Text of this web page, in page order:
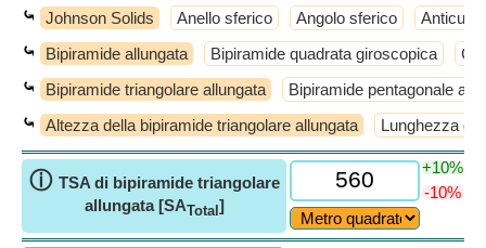
⤿ Johnson Solids Anello sferico Angolo sferico Anticube
⤿ Bipiramide allungata Bipiramide quadrata giroscopica
⤿ Bipiramide triangolare allungata Bipiramide pentagonale
⤿ Altezza della bipiramide triangolare allungata Lunghezza
ⓘ TSA di bipiramide triangolare
allungata [SATotal ]
+10%
-10%